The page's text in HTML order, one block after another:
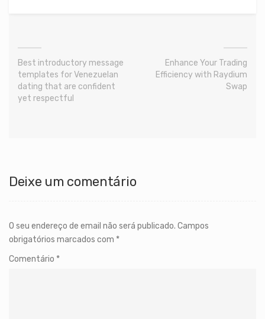
Best introductory message
templates for Venezuelan
dating that are confident
yet respectful
Enhance Your Trading
Efficiency with Raydium
Swap
Deixe um comentário
O seu endereço de email não será publicado. Campos
obrigatórios marcados com *
Comentário *